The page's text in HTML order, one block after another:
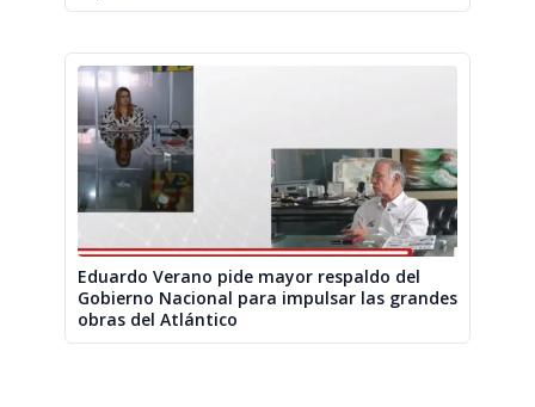
Eduardo Verano pide mayor respaldo del
Gobierno Nacional para impulsar las grandes
obras del Atlántico